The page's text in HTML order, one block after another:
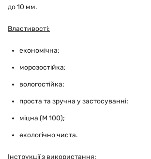
до 10 мм.
Властивості:
економічна;
морозостійка;
вологостійка;
проста та зручна у застосуванні;
міцна (М 100);
екологічно чиста.
Інструкції з використання: